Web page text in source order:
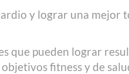
y lograr una mejor
que pueden lograr
fitness y de